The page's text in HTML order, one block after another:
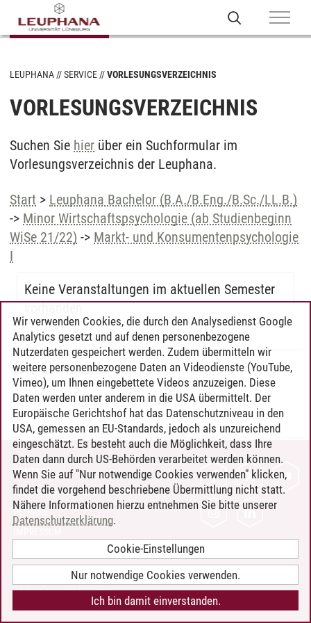
LEUPHANA SERVICE VORLESUNGSVERZEICHNIS
VORLESUNGSVERZEICHNIS
Suchen Sie hier über ein Suchformular im
Vorlesungsverzeichnis der Leuphana.
Start > Leuphana Bachelor (B.A./B.Eng./B.Sc./LL.B.)
-> Minor Wirtschaftspsychologie (ab Studienbeginn
WiSe 21/22) -> Markt- und Konsumentenpsychologie
I
Keine Veranstaltungen im aktuellen Semester
vorhanden
Timo Leder/30.06.2024
KONTAKT
LEUPHANA ALS ARBEITGEBER
INTRANET
BARRIEREFREIHEIT
COOKIE-EINSTELLUNGEN
Wir verwenden Cookies, die durch den Analysedienst Google
Analytics gesetzt und auf denen personenbezogene
Nutzerdaten gespeichert werden. Zudem übermitteln wir
weitere personenbezogene Daten an Videodienste (YouTube,
Vimeo), um Ihnen eingebettete Videos anzuzeigen. Diese
Daten werden unter anderem in die USA übermittelt. Der
Europäische Gerichtshof hat das Datenschutzniveau in den
USA, gemessen an EU-Standards, jedoch als unzureichend
eingeschätzt. Es besteht auch die Möglichkeit, dass Ihre
Daten dann durch US-Behörden verarbeitet werden können.
Wenn Sie auf "Nur notwendige Cookies verwenden" klicken,
findet die vorgehend beschriebene Übermittlung nicht statt.
Nähere Informationen hierzu entnehmen Sie bitte unserer
Datenschutzerklärung.
Cookie-Einstellungen
Nur notwendige Cookies verwenden.
Ich bin damit einverstanden.